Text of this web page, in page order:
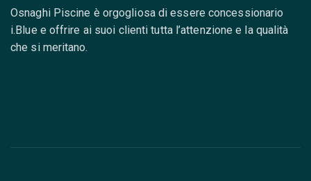
Osnaghi Piscine è orgogliosa di essere concessionario
i.Blue e offrire ai suoi clienti tutta l’attenzione e la qualità
che si meritano.